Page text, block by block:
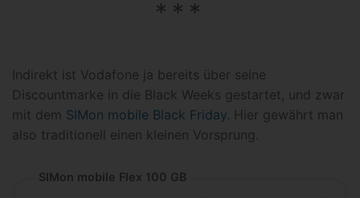
Indirekt ist Vodafone ja bereits über seine
Discountmarke in die Black Weeks gestartet, und zwar
mit dem SIMon mobile Black Friday . Hier gewährt man
also traditionell einen kleinen Vorsprung.
SIMon mobile Flex 100 GB